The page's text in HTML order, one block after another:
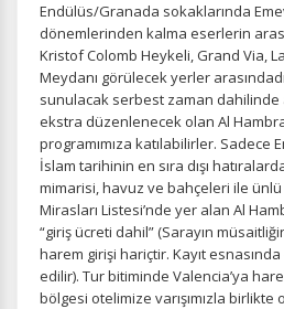
Endülüs/Granada sokaklarında
dönemlerinden kalma eserlerin
Kristof Colomb Heykeli, Grand Via,
Meydanı görülecek yerler
sunulacak serbest zaman
ekstra düzenlenecek olan Al
programımıza katılabilirler. Sadece
İslam tarihinin en sıra dışı
mimarisi, havuz ve bahçeleri ile ünlü
Mirasları Listesi’nde yer alan Al
“giriş ücreti dahil” (Sarayın
harem girişi hariçtir. Kayıt
edilir). Tur bitiminde Valencia’ya
bölgesi otelimize varışımızla birlikte